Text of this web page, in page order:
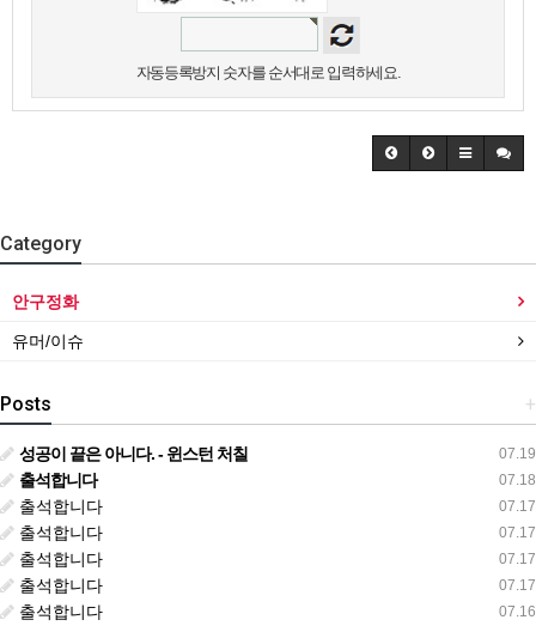
자동등록방지 숫자를 순서대로 입력하세요.
Category
안구정화
유머/이슈
+
Posts
07.19
성공이 끝은 아니다. - 윈스턴 처칠
07.18
출석합니다
07.17
출석합니다
07.17
출석합니다
07.17
출석합니다
07.17
출석합니다
07.16
출석합니다